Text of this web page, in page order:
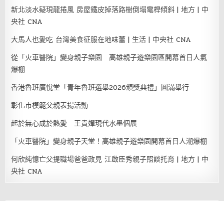
新北淡水疑現龍捲風 房屋鐵皮掉落路樹倒塌電桿傾斜 | 地方 | 中
央社 CNA
大馬人也愛吃 台灣美食征服在地味蕾 | 生活 | 中央社 CNA
從「火車醫院」變身親子樂園 高雄親子遊樂園區開幕首日人氣
爆棚
香港魯班廣悅堂「青年魯班選舉2026頒獎典禮」圓滿舉行
彰化市模範父親表揚活動
起於無心成於熱愛 王貴嬋現代水墨個展
「火車醫院」變身親子天堂！高雄親子遊樂園開幕首日人潮爆棚
何欣純憶亡父提職場爸爸政見 江啟臣秀親子照談托育 | 地方 | 中
央社 CNA